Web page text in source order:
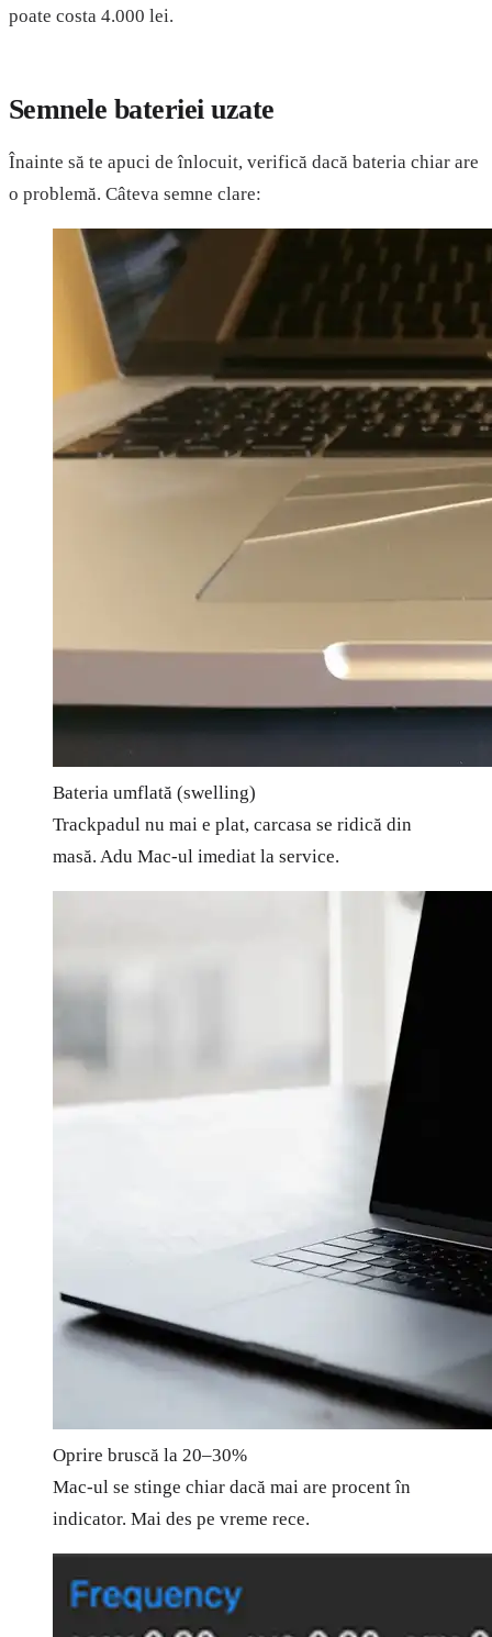
poate costa 4.000 lei.
Semnele bateriei uzate
Înainte să te apuci de înlocuit, verifică dacă bateria chiar are
o problemă. Câteva semne clare:
Bateria umflată (swelling)
Trackpadul nu mai e plat, carcasa se ridică din
masă. Adu Mac-ul imediat la service.
Oprire bruscă la 20–30%
Mac-ul se stinge chiar dacă mai are procent în
indicator. Mai des pe vreme rece.